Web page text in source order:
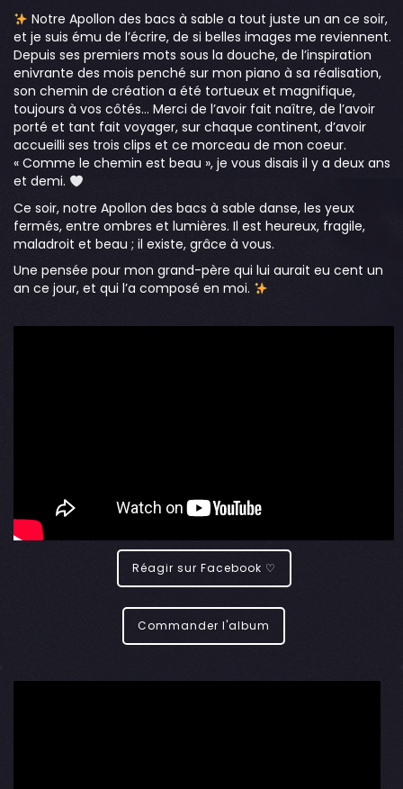
Notre Apollon des bacs à sable a tout juste un an ce soir,
et je suis ému de l’écrire, de si belles images me reviennent.
Depuis ses premiers mots sous la douche, de l’inspiration
enivrante des mois penché sur mon piano à sa réalisation,
son chemin de création a été tortueux et magnifique,
toujours à vos côtés… Merci de l’avoir fait naître, de l’avoir
porté et tant fait voyager, sur chaque continent, d’avoir
accueilli ses trois clips et ce morceau de mon coeur.
« Comme le chemin est beau », je vous disais il y a deux ans
et demi.
Ce soir, notre Apollon des bacs à sable danse, les yeux
fermés, entre ombres et lumières. Il est heureux, fragile,
maladroit et beau ; il existe, grâce à vous.
Une pensée pour mon grand-père qui lui aurait eu cent un
an ce jour, et qui l’a composé en moi.
Réagir sur Facebook ♡
Commander l'album